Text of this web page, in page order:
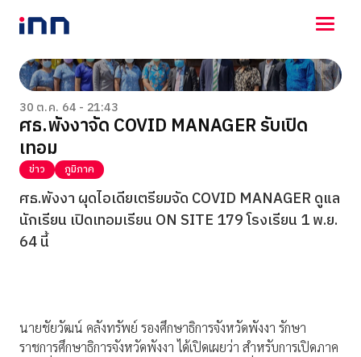
NEWS
ENTERTAINMENT
LIFESTYLE
HOROSCOPE
LOTTERY
VIDEO
ร่วมด้วยช่วยกัน
30 ต.ค. 64 - 21:43
ศธ.พังงาจัด COVID MANAGER รับเปิด
เทอม
ข่าว ภูมิภาค
ศธ.พังงา ผุดไอเดียเตรียมจัด COVID MANAGER ดูแล
นักเรียน เปิดเทอมเรียน ON SITE 179 โรงเรียน 1 พ.ย.
64 นี้
นายชัยวัฒน์ คลังทรัพย์ รองศึกษาธิการจังหวัดพังงา รักษา
ราชการศึกษาธิการจังหวัดพังงา ได้เปิดเผยว่า สำหรับการเปิดภาค